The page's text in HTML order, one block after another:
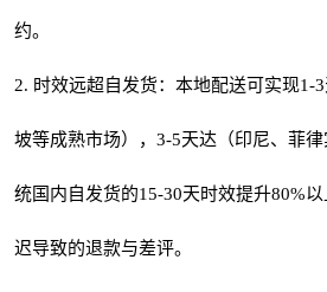
约。
2. 时效远超自发货：本地配送可实现1-
坡等成熟市场），3-5天达（印尼、菲
统国内自发货的15-30天时效提升80%
迟导致的退款与差评。